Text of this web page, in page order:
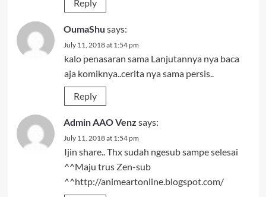
Reply
OumaShu says:
July 11, 2018 at 1:54 pm
kalo penasaran sama Lanjutannya nya baca
aja komiknya..cerita nya sama persis..
Reply
Admin AAO Venz says:
July 11, 2018 at 1:54 pm
Ijin share.. Thx sudah ngesub sampe selesai
^^Maju trus Zen-sub
^^http://animeartonline.blogspot.com/